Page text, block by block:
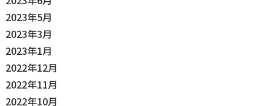
2023年5月
2023年3月
2023年1月
2022年12月
2022年11月
2022年10月